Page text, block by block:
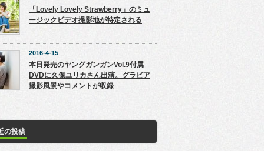
「Lovely Lovely Strawberry」のミュ
ージックビデオ撮影地が特定される
2016-4-15
本日発売のヤングガンガンVol.9付属
DVDに久保ユリカさん出演。グラビア
撮影風景やコメントが収録
の投稿